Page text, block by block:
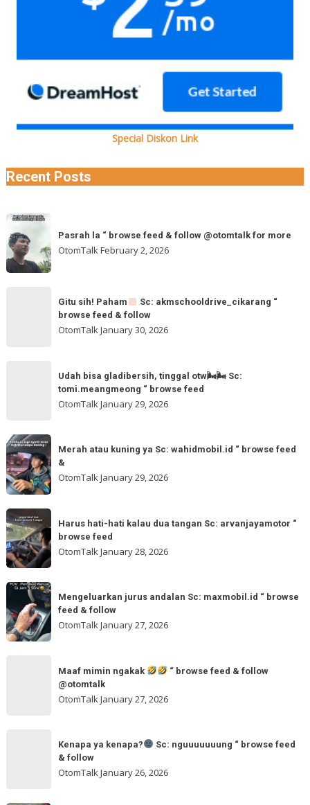
Special Diskon Link
Recent Posts
Pasrah
la
browse
@otomtalk
Pasrah la “ browse feed & follow @otomtalk for more
OtomTalk February 2, 2026
akmschooldrive_cikarang
&
follow
Gitu sih! Paham
Sc: akmschooldrive_cikarang “
browse feed & follow
OtomTalkJanuary 30, 2026
gladibersih,
otw
🌬
🌬
Sc:
“
browse
feed
Udah bisa gladibersih, tinggal otw🌬🌬 Sc:
tomi.meangmeong “ browse feed
OtomTalkJanuary 29, 2026
Merah
atau
kuning
ya
Sc:
wahidmobil.id
“
browse
Merah atau kuning ya Sc: wahidmobil.id “ browse feed
&
OtomTalkJanuary 29, 2026
Harus
hati-
hati
kalau
dua
tangan
Sc:
arvanjayamotor
Harus hati-hati kalau dua tangan Sc: arvanjayamotor “
browse feed
OtomTalkJanuary 28, 2026
Mengeluarkan
jurus
andalan
Sc:
Mengeluarkan jurus andalan Sc: maxmobil.id “ browse
feed & follow
OtomTalkJanuary 27, 2026
Maaf mimin ngakak
“ browse feed & follow
@otomtalk
OtomTalkJanuary 27, 2026
Kenapa ya kenapa?
Sc: nguuuuuuung “ browse feed
& follow
OtomTalkJanuary 26, 2026